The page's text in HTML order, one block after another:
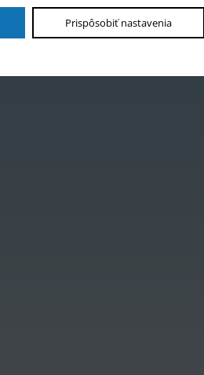
Prispôsobiť nastavenia